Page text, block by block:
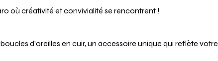
où créativité et convivialité se rencontrent !
d'oreilles en cuir, un accessoire unique qui reflète votre